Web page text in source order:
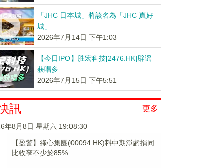
「JHC 日本城」將該名為「JHC 真好
城」
2026年7月14日 下午1:03
【今日IPO】胜宏科技[2476.HK]辟谣
获唱多
2026年7月15日 下午5:51
更多
訊
年8月8日 星期六 19:08:30
【盈警】綠心集團(00094.HK)料中期淨虧損同
比收窄不少於85%